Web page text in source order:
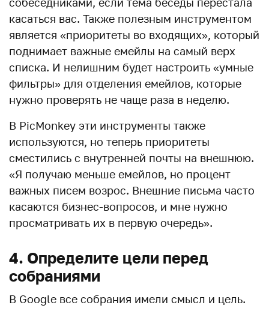
касаться вас. Также полезным инструментом
является «приоритеты во входящих», который
поднимает важные емейлы на самый верх
списка. И нелишним будет настроить «умные
фильтры» для отделения емейлов, которые
нужно проверять не чаще раза в неделю.
В PicMonkey эти инструменты также
используются, но теперь приоритеты
сместились с внутренней почты на внешнюю.
«Я получаю меньше емейлов, но процент
важных писем возрос. Внешние письма часто
касаются бизнес-вопросов, и мне нужно
просматривать их в первую очередь».
4. Определите цели перед
собраниями
В Google все собрания имели смысл и цель.